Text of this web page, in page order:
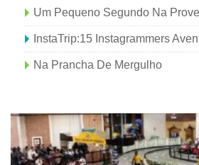
Um Pequeno Segundo Na
InstaTrip:15 Instagrammers
Na Prancha De Mergulho